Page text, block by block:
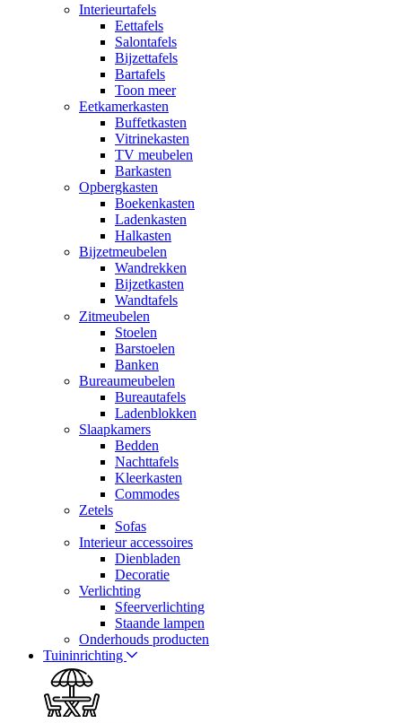
Interieurtafels
Eettafels
Salontafels
Bijzettafels
Bartafels
Toon meer
Eetkamerkasten
Buffetkasten
Vitrinekasten
TV meubelen
Barkasten
Opbergkasten
Boekenkasten
Ladenkasten
Halkasten
Bijzetmeubelen
Wandrekken
Bijzetkasten
Wandtafels
Zitmeubelen
Stoelen
Barstoelen
Banken
Bureaumeubelen
Bureautafels
Ladenblokken
Slaapkamers
Bedden
Nachttafels
Kleerkasten
Commodes
Zetels
Sofas
Interieur accessoires
Dienbladen
Decoratie
Verlichting
Sfeerverlichting
Staande lampen
Onderhouds producten
Tuininrichting